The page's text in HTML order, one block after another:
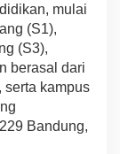
mulai
(S1),
(S3),
berasal dari
serta kampus
Bandung,